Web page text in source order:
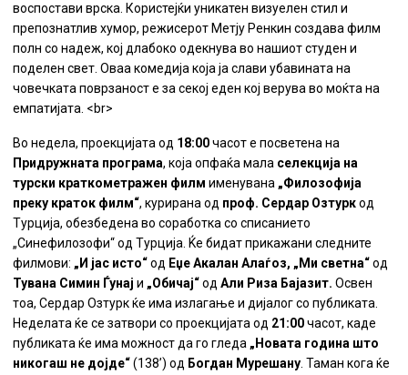
воспостави врска. Користејќи уникатен визуелен стил и
препознатлив хумор, режисерот Метју Ренкин создава филм
полн со надеж, кој длабоко одекнува во нашиот студен и
поделен свет. Оваа комедија која ја слави убавината на
човечката поврзаност е за секој еден кој верува во моќта на
емпатијата. <br>
Во недела, проекцијата од 18:00часот е посветена на
Придружната програма, која опфаќамала селекција на
турски краткометражен филм именувана „Филозофија
преку краток филм“, курирана од проф. Сердар Озтуркод
Турција, обезбедена во соработка со списанието
„Синефилозофи“ од Турција. Ќе бидат прикажани следните
филмови: „И јас исто“од Еџе Акалан Алаѓоз, „Ми светна“од
Тувана Симин Ѓунај и „Обичај“одАли Риза Бајазит.Освен
тоа, Сердар Озтурк ќе има излагање и дијалог со публиката.
Неделата ќе се затвори со проекцијата од 21:00часот, каде
публиката ќе има можност да го гледа „Новата година што
никогаш не дојде“(138’) од Богдан Мурешану. Таман кога ќе